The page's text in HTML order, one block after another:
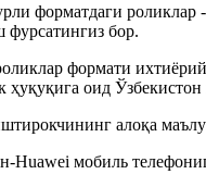
форматдаги
бор.
формати
оид
алоқа
Huawei мобиль